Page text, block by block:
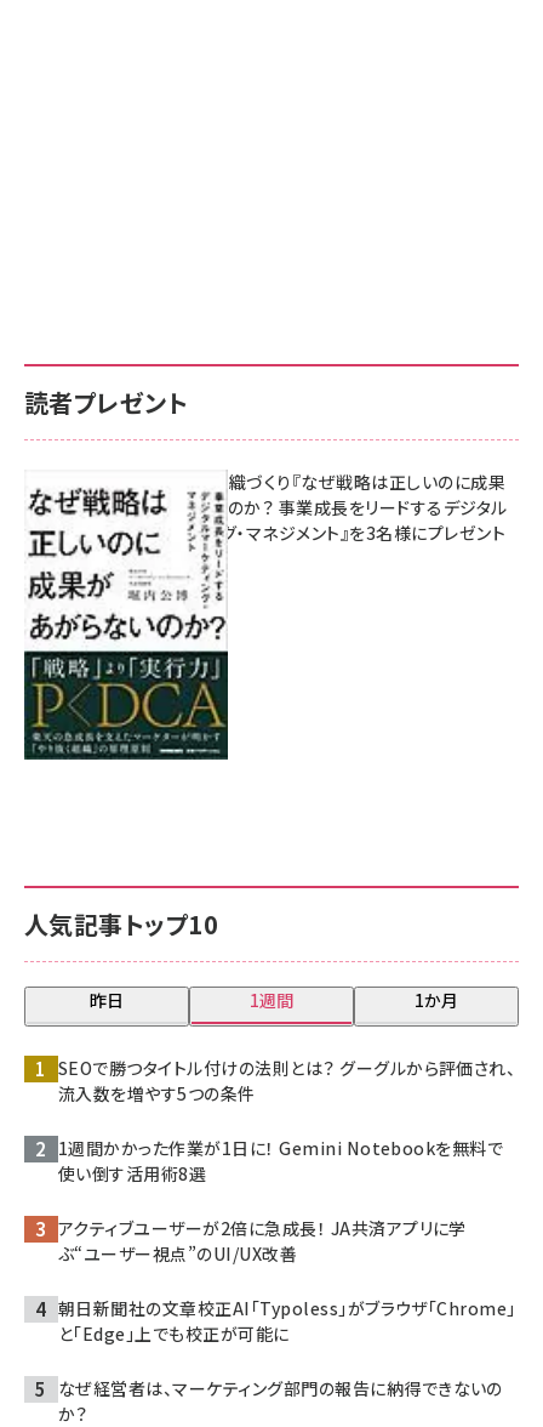
人気記事トップ10
昨日 1週間 1か月
SEOで勝つタイトル付けの法則とは？ グーグルから評価され、
流入数を増やす5つの条件
1週間かかった作業が1日に！ Gemini Notebookを無料で
使い倒す活用術8選
アクティブユーザーが2倍に急成長！ JA共済アプリに学
ぶ“ユーザー視点”のUI/UX改善
朝日新聞社の文章校正AI「Typoless」がブラウザ「Chrome」
と「Edge」上でも校正が可能に
なぜ経営者は、マーケティング部門の報告に納得できないの
か？
読者プレゼント
成果を生む組織づくり『なぜ戦略は正しいのに成果
があがらないのか？ 事業成長をリードするデジタル
マーケティング・マネジメント』を3名様にプレゼント
8月7日 10:00